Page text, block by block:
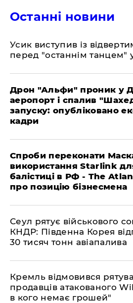
Останні новини
​Усик виступив із
перед "останнім танцем"
​Дрон "Альфи" проник у
аеропорт і спалив
запуску: опубліковано
кадри
​Спроби переконати
використання Starlink
балістиці в РФ - The
про позицію бізнесмена
​Сеул рятує військового
КНДР: Південна Корея
30 тисяч тонн авіапалива
​Кремль відмовився
продавців атакованого
в кого немає грошей"